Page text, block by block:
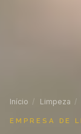
Início / Limpeza /
EMPRESA DE